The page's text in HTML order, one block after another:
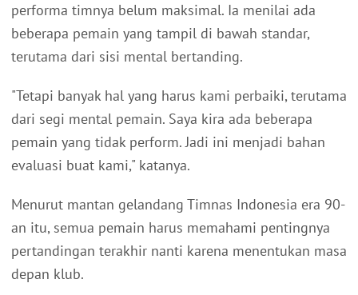
performa timnya belum maksimal. Ia menilai ada
beberapa pemain yang tampil di bawah standar,
terutama dari sisi mental bertanding.
"Tetapi banyak hal yang harus kami perbaiki, terutama
dari segi mental pemain. Saya kira ada beberapa
pemain yang tidak perform. Jadi ini menjadi bahan
evaluasi buat kami," katanya.
Menurut mantan gelandang Timnas Indonesia era 90-
an itu, semua pemain harus memahami pentingnya
pertandingan terakhir nanti karena menentukan masa
depan klub.